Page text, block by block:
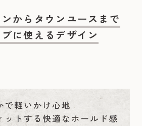
からタウンユースまで
に使えるデザイン